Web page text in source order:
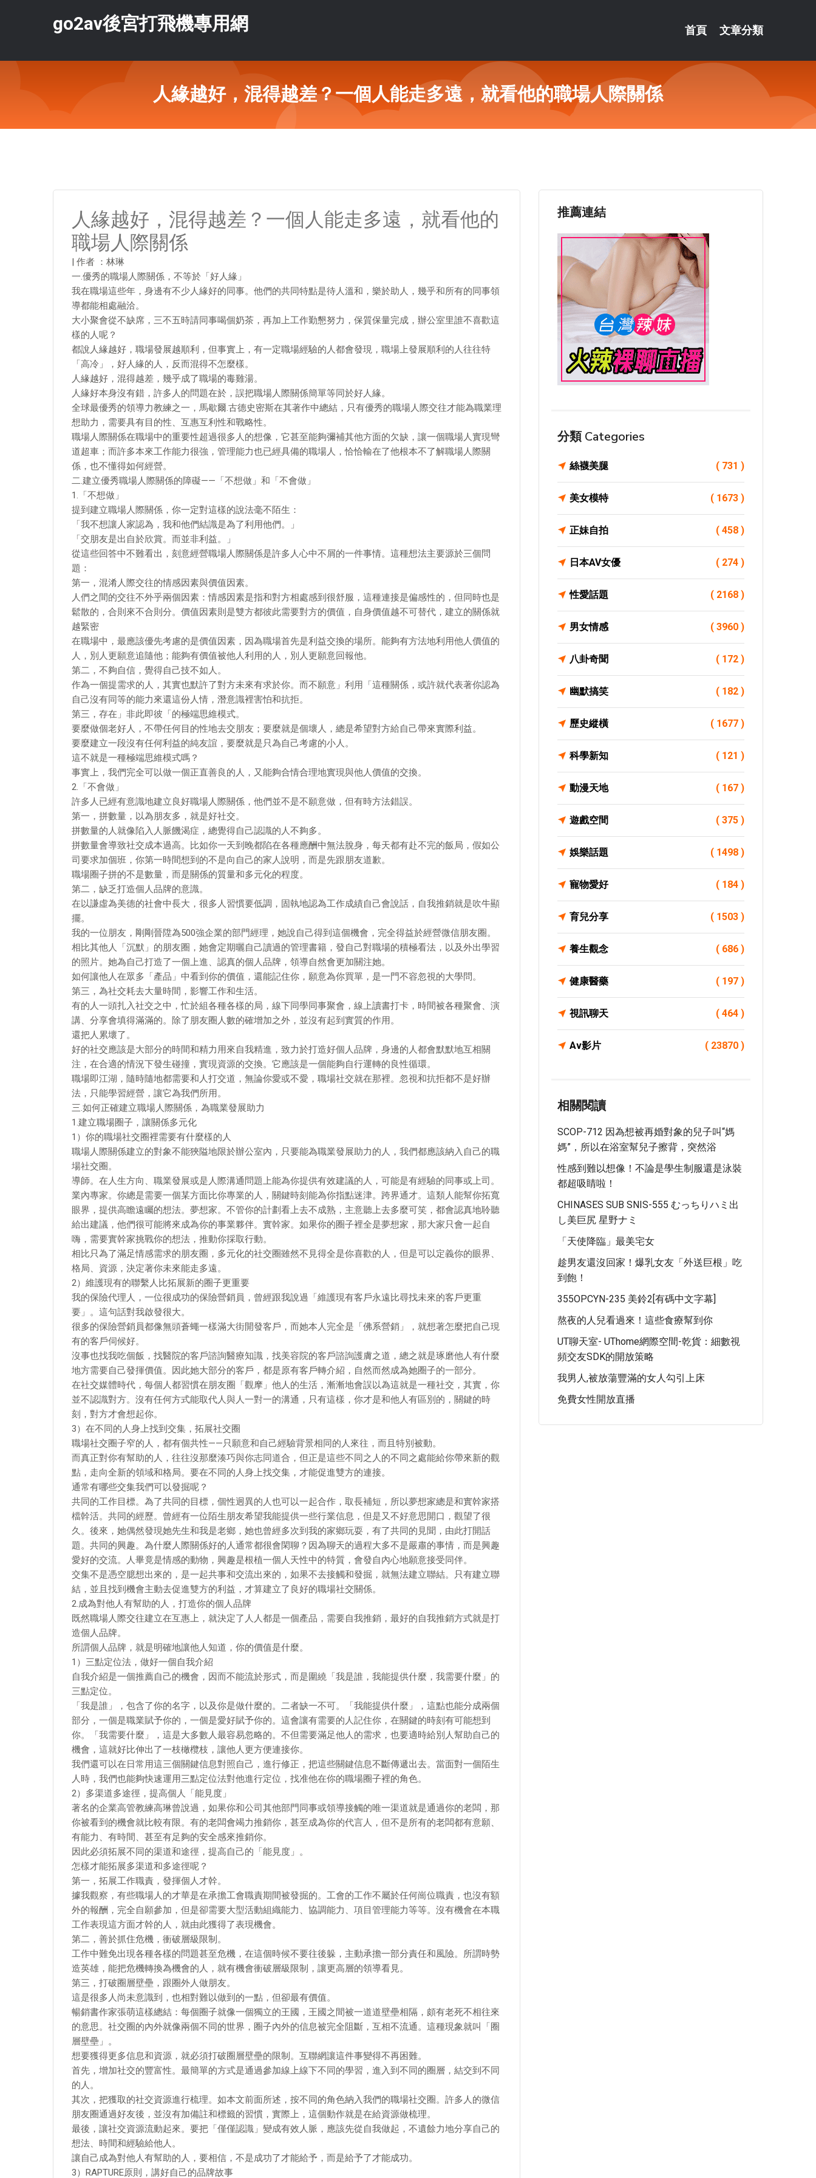
go2av後宮打飛機專用網 首頁 文章分類
人緣越好，混得越差？一個人能走多遠，就看他的職場人際關係
人緣越好，混得越差？一個人能走多遠，就看他的
職場人際關係
| 作者 ：林琳
一.優秀的職場人際關係，不等於「好人緣」
我在職場這些年，身邊有不少人緣好的同事。他們的共同特點是待人溫和，樂於助人，幾乎和所有的同事領
導都能相處融洽。
大小聚會從不缺席，三不五時請同事喝個奶茶，再加上工作勤懇努力，保質保量完成，辦公室里誰不喜歡這
樣的人呢？
都說人緣越好，職場發展越順利，但事實上，有一定職場經驗的人都會發現，職場上發展順利的人往往特
「高冷」，好人緣的人，反而混得不怎麼樣。
人緣越好，混得越差，幾乎成了職場的毒雞湯。
人緣好本身沒有錯，許多人的問題在於，誤把職場人際關係簡單等同於好人緣。
全球最優秀的領導力教練之一，馬歇爾.古德史密斯在其著作中總結，只有優秀的職場人際交往才能為職業理
想助力，需要具有目的性、互惠互利性和戰略性。
職場人際關係在職場中的重要性超過很多人的想像，它甚至能夠彌補其他方面的欠缺，讓一個職場人實現彎
道超車；而許多本來工作能力很強，管理能力也已經具備的職場人，恰恰輸在了他根本不了解職場人際關
係，也不懂得如何經營。
二.建立優秀職場人際關係的障礙——「不想做」和「不會做」
1.「不想做」
提到建立職場人際關係，你一定對這樣的說法毫不陌生：
「我不想讓人家認為，我和他們結識是為了利用他們。」
「交朋友是出自於欣賞。而並非利益。」
從這些回答中不難看出，刻意經營職場人際關係是許多人心中不屑的一件事情。這種想法主要源於三個問
題：
第一，混淆人際交往的情感因素與價值因素。
人們之間的交往不外乎兩個因素：情感因素是指和對方相處感到很舒服，這種連接是偏感性的，但同時也是
鬆散的，合則來不合則分。價值因素則是雙方都彼此需要對方的價值，自身價值越不可替代，建立的關係就
越緊密
在職場中，最應該優先考慮的是價值因素，因為職場首先是利益交換的場所。能夠有方法地利用他人價值的
人，別人更願意追隨他；能夠有價值被他人利用的人，別人更願意回報他。
第二，不夠自信，覺得自己技不如人。
作為一個提需求的人，其實也默許了對方未來有求於你。而不願意」利用「這種關係，或許就代表著你認為
自己沒有同等的能力來還這份人情，潛意識裡害怕和抗拒。
第三，存在」非此即彼「的極端思維模式。
要麼做個老好人，不帶任何目的性地去交朋友；要麼就是個壞人，總是希望對方給自己帶來實際利益。
要麼建立一段沒有任何利益的純友誼，要麼就是只為自己考慮的小人。
這不就是一種極端思維模式嗎？
事實上，我們完全可以做一個正直善良的人，又能夠合情合理地實現與他人價值的交換。
2.「不會做」
許多人已經有意識地建立良好職場人際關係，他們並不是不願意做，但有時方法錯誤。
第一，拼數量，以為朋友多，就是好社交。
拼數量的人就像陷入人脈饑渴症，總覺得自己認識的人不夠多。
拼數量會導致社交成本過高。比如你一天到晚都陷在各種應酬中無法脫身，每天都有赴不完的飯局，假如公
司要求加個班，你第一時間想到的不是向自己的家人說明，而是先跟朋友道歉。
職場圈子拼的不是數量，而是關係的質量和多元化的程度。
第二，缺乏打造個人品牌的意識。
在以謙虛為美德的社會中長大，很多人習慣要低調，固執地認為工作成績自己會說話，自我推銷就是吹牛顯
擺。
我的一位朋友，剛剛晉陞為500強企業的部門經理，她說自己得到這個機會，完全得益於經營微信朋友圈。
相比其他人「沉默」的朋友圈，她會定期曬自己讀過的管理書籍，發自己對職場的積極看法，以及外出學習
的照片。她為自己打造了一個上進、認真的個人品牌，領導自然會更加關注她。
如何讓他人在眾多「產品」中看到你的價值，還能記住你，願意為你買單，是一門不容忽視的大學問。
第三，為社交耗去大量時間，影響工作和生活。
有的人一頭扎入社交之中，忙於組各種各樣的局，線下同學同事聚會，線上讀書打卡，時間被各種聚會、演
講、分享會填得滿滿的。除了朋友圈人數的確增加之外，並沒有起到實質的作用。
還把人累壞了。
好的社交應該是大部分的時間和精力用來自我精進，致力於打造好個人品牌，身邊的人都會默默地互相關
注，在合適的情況下發生碰撞，實現資源的交換。它應該是一個能夠自行運轉的良性循環。
職場即江湖，隨時隨地都需要和人打交道，無論你愛或不愛，職場社交就在那裡。忽視和抗拒都不是好辦
法，只能學習經營，讓它為我們所用。
三.如何正確建立職場人際關係，為職業發展助力
1.建立職場圈子，讓關係多元化
1）你的職場社交圈裡需要有什麼樣的人
職場人際關係建立的對象不能狹隘地限於辦公室內，只要能為職業發展助力的人，我們都應該納入自己的職
場社交圈。
導師。在人生方向、職業發展或是人際溝通問題上能為你提供有效建議的人，可能是有經驗的同事或上司。
業內專家。你總是需要一個某方面比你專業的人，關鍵時刻能為你指點迷津。跨界通才。這類人能幫你拓寬
眼界，提供高瞻遠矚的想法。夢想家。不管你的計劃看上去不成熟，主意聽上去多麼可笑，都會認真地聆聽
給出建議，他們很可能將來成為你的事業夥伴。實幹家。如果你的圈子裡全是夢想家，那大家只會一起自
嗨，需要實幹家挑戰你的想法，推動你採取行動。
相比只為了滿足情感需求的朋友圈，多元化的社交圈雖然不見得全是你喜歡的人，但是可以定義你的眼界、
格局、資源，決定著你未來能走多遠。
2）維護現有的聯繫人比拓展新的圈子更重要
我的保險代理人，一位很成功的保險營銷員，曾經跟我說過「維護現有客戶永遠比尋找未來的客戶更重
要」。這句話對我啟發很大。
很多的保險營銷員都像無頭蒼蠅一樣滿大街開發客戶，而她本人完全是「佛系營銷」，就想著怎麼把自己現
有的客戶伺候好。
沒事也找我吃個飯，找醫院的客戶諮詢醫療知識，找美容院的客戶諮詢護膚之道，總之就是琢磨他人有什麼
地方需要自己發揮價值。因此她大部分的客戶，都是原有客戶轉介紹，自然而然成為她圈子的一部分。
在社交媒體時代，每個人都習慣在朋友圈「觀摩」他人的生活，漸漸地會誤以為這就是一種社交，其實，你
並不認識對方。沒有任何方式能取代人與人一對一的溝通，只有這樣，你才是和他人有區別的，關鍵的時
刻，對方才會想起你。
3）在不同的人身上找到交集，拓展社交圈
職場社交圈子窄的人，都有個共性——只願意和自己經驗背景相同的人來往，而且特別被動。
而真正對你有幫助的人，往往沒那麼湊巧與你志同道合，但正是這些不同之人的不同之處能給你帶來新的觀
點，走向全新的領域和格局。要在不同的人身上找交集，才能促進雙方的連接。
通常有哪些交集我們可以發掘呢？
共同的工作目標。為了共同的目標，個性迥異的人也可以一起合作，取長補短，所以夢想家總是和實幹家搭
檔幹活。共同的經歷。曾經有一位陌生朋友希望我能提供一些行業信息，但是又不好意思開口，觀望了很
久。後來，她偶然發現她先生和我是老鄉，她也曾經多次到我的家鄉玩耍，有了共同的見聞，由此打開話
題。共同的興趣。為什麼人際關係好的人通常都很會閑聊？因為聊天的過程大多不是嚴肅的事情，而是興趣
愛好的交流。人畢竟是情感的動物，興趣是根植一個人天性中的特質，會發自內心地願意接受同伴。
交集不是憑空臆想出來的，是一起共事和交流出來的，如果不去接觸和發掘，就無法建立聯結。只有建立聯
結，並且找到機會主動去促進雙方的利益，才算建立了良好的職場社交關係。
2.成為對他人有幫助的人，打造你的個人品牌
既然職場人際交往建立在互惠上，就決定了人人都是一個產品，需要自我推銷，最好的自我推銷方式就是打
造個人品牌。
所謂個人品牌，就是明確地讓他人知道，你的價值是什麼。
1）三點定位法，做好一個自我介紹
自我介紹是一個推薦自己的機會，因而不能流於形式，而是圍繞「我是誰，我能提供什麼，我需要什麼」的
三點定位。
「我是誰」，包含了你的名字，以及你是做什麼的。二者缺一不可。「我能提供什麼」，這點也能分成兩個
部分，一個是職業賦予你的，一個是愛好賦予你的。這會讓有需要的人記住你，在關鍵的時刻有可能想到
你。「我需要什麼」，這是大多數人最容易忽略的。不但需要滿足他人的需求，也要適時給別人幫助自己的
機會，這就好比伸出了一枝橄欖枝，讓他人更方便連接你。
我們還可以在日常用這三個關鍵信息對照自己，進行修正，把這些關鍵信息不斷傳遞出去。當面對一個陌生
人時，我們也能夠快速運用三點定位法對他進行定位，找准他在你的職場圈子裡的角色。
2）多渠道多途徑，提高個人「能見度」
著名的企業高管教練高琳曾說過，如果你和公司其他部門同事或領導接觸的唯一渠道就是通過你的老闆，那
你被看到的機會就比較有限。有的老闆會竭力推銷你，甚至成為你的代言人，但不是所有的老闆都有意願、
有能力、有時間、甚至有足夠的安全感來推銷你。
因此必須拓展不同的渠道和途徑，提高自己的「能見度」。
怎樣才能拓展多渠道和多途徑呢？
第一，拓展工作職責，發揮個人才幹。
據我觀察，有些職場人的才華是在承擔工會職責期間被發掘的。工會的工作不屬於任何崗位職責，也沒有額
外的報酬，完全自願參加，但是卻需要大型活動組織能力、協調能力、項目管理能力等等。沒有機會在本職
工作表現這方面才幹的人，就由此獲得了表現機會。
第二，善於抓住危機，衝破層級限制。
工作中難免出現各種各樣的問題甚至危機，在這個時候不要往後躲，主動承擔一部分責任和風險。所謂時勢
造英雄，能把危機轉換為機會的人，就有機會衝破層級限制，讓更高層的領導看見。
第三，打破圈層壁壘，跟圈外人做朋友。
這是很多人尚未意識到，也相對難以做到的一點，但卻最有價值。
暢銷書作家張萌這樣總結：每個圈子就像一個獨立的王國，王國之間被一道道壁壘相隔，頗有老死不相往來
的意思。社交圈的內外就像兩個不同的世界，圈子內外的信息被完全阻斷，互相不流通。這種現象就叫「圈
層壁壘」。
想要獲得更多信息和資源，就必須打破圈層壁壘的限制。互聯網讓這件事變得不再困難。
首先，增加社交的豐富性。最簡單的方式是通過參加線上線下不同的學習，進入到不同的圈層，結交到不同
的人。
其次，把獲取的社交資源進行梳理。如本文前面所述，按不同的角色納入我們的職場社交圈。許多人的微信
朋友圈通過好友後，並沒有加備註和標籤的習慣，實際上，這個動作就是在給資源做梳理。
最後，讓社交資源流動起來。要把「僅僅認識」變成有效人脈，應該先從自我做起，不遺餘力地分享自己的
想法、時間和經驗給他人。
讓自己成為對他人有幫助的人，要相信，不是成功了才能給予，而是給予了才能成功。
3）RAPTURE原則，講好自己的品牌故事
推薦連結
分類 Categories
絲襪美腿 ( 731 )
美女模特 ( 1673 )
正妹自拍 ( 458 )
日本AV女優 ( 274 )
性愛話題 ( 2168 )
男女情感 ( 3960 )
八卦奇聞 ( 172 )
幽默搞笑 ( 182 )
歷史縱橫 ( 1677 )
科學新知 ( 121 )
動漫天地 ( 167 )
遊戲空間 ( 375 )
娛樂話題 ( 1498 )
寵物愛好 ( 184 )
育兒分享 ( 1503 )
養生觀念 ( 686 )
健康醫藥 ( 197 )
視訊聊天 ( 464 )
Av影片 ( 23870 )
相關閱讀
SCOP-712 因為想被再婚對象的兒子叫“媽
媽”，所以在浴室幫兒子擦背，突然浴
性感到難以想像！不論是學生制服還是泳裝
都超吸睛啦！
CHINASES SUB SNIS-555 むっちりハミ出
し美巨尻 星野ナミ
「天使降臨」最美宅女
趁男友還沒回家！爆乳女友「外送巨根」吃
到飽！
355OPCYN-235 美鈴2[有碼中文字幕]
熬夜的人兒看過來！這些食療幫到你
UT聊天室- UThome網際空間-乾貨：細數視
頻交友SDK的開放策略
我男人,被放蕩豐滿的女人勾引上床
免費女性開放直播